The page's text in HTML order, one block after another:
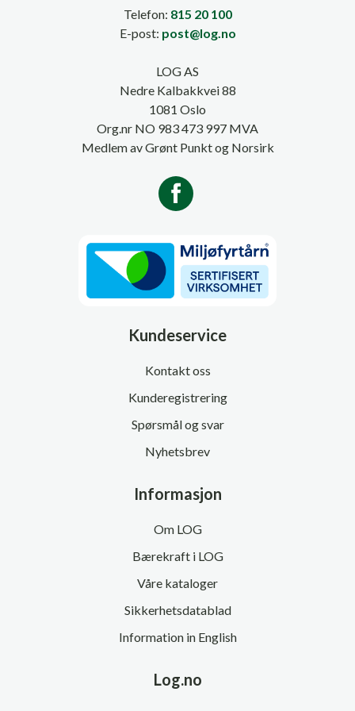
Telefon: 815 20 100
E-post: post@log.no
LOG AS
Nedre Kalbakkvei 88
1081 Oslo
Org.nr NO 983 473 997 MVA
Medlem av Grønt Punkt og Norsirk
Kundeservice
Kontakt oss
Kunderegistrering
Spørsmål og svar
Nyhetsbrev
Informasjon
Om LOG
Bærekraft i LOG
Våre kataloger
Sikkerhetsdatablad
Information in English
Log.no